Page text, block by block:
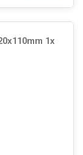
1x